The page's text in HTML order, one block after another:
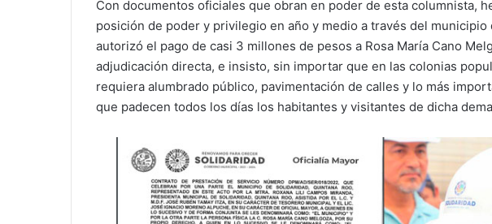
Con documentos oficiales que obran en poder de esta columnista,
posición de poder y privilegio en año y medio a través del municipio
autorizó el pago de casi 3 millones de pesos a Rosa María Cano
adjudicación directa, e insisto, sin importar que en las colonias
requiera alumbrado público, pavimentación de calles y lo más
que padecen todos los días los habitantes y visitantes de dicha